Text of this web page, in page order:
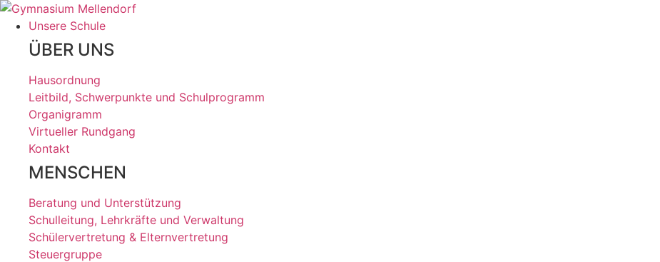
Zum
Inhalt
wechseln
Unsere Schule
ÜBER UNS
Hausordnung
Leitbild, Schwerpunkte und Schulprogramm
Organigramm
Virtueller Rundgang
Kontakt
MENSCHEN
Beratung und Unterstützung
Schulleitung, Lehrkräfte und Verwaltung
Schülervertretung & Elternvertretung
Steuergruppe